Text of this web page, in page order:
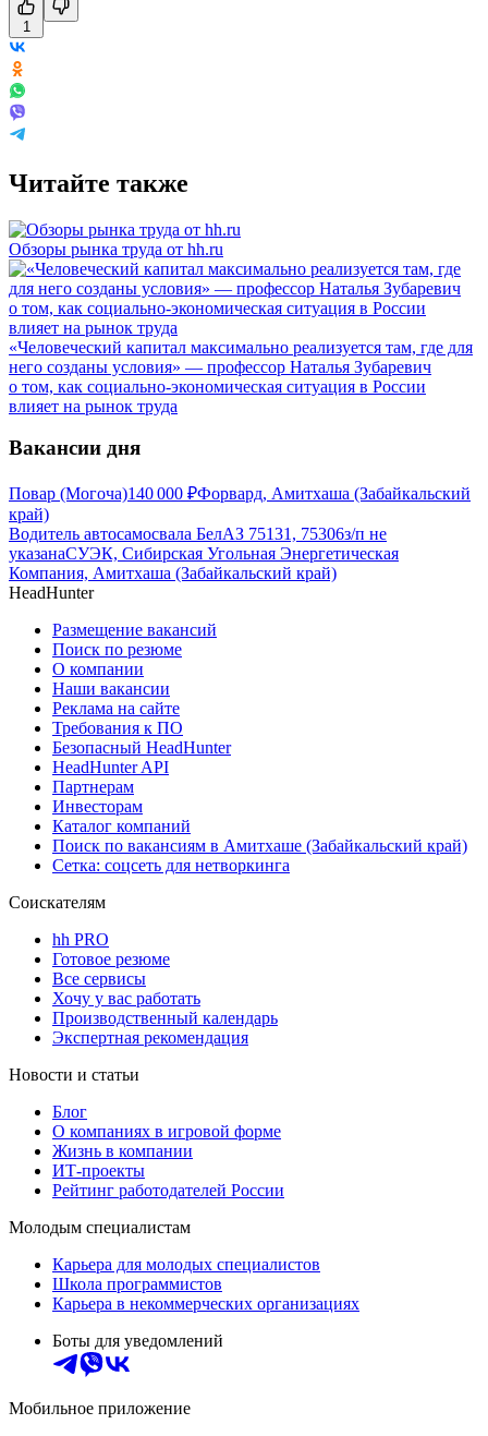
1
Читайте также
Обзоры рынка труда от hh.ru
«Человеческий капитал максимально реализуется там, где для
него созданы условия» — профессор Наталья Зубаревич
о том, как социально-экономическая ситуация в России
влияет на рынок труда
Вакансии дня
Повар (Могоча)140 000 ₽Форвард, Амитхаша (Забайкальский
край)
Водитель автосамосвала БелАЗ 75131, 75306з/п не
указанаСУЭК, Сибирская Угольная Энергетическая
Компания, Амитхаша (Забайкальский край)
HeadHunter
Размещение вакансий
Поиск по резюме
О компании
Наши вакансии
Реклама на сайте
Требования к ПО
Безопасный HeadHunter
HeadHunter API
Партнерам
Инвесторам
Каталог компаний
Поиск по вакансиям в Амитхаше (Забайкальский край)
Сетка: соцсеть для нетворкинга
Соискателям
hh PRO
Готовое резюме
Все сервисы
Хочу у вас работать
Производственный календарь
Экспертная рекомендация
Новости и статьи
Блог
О компаниях в игровой форме
Жизнь в компании
ИТ-проекты
Рейтинг работодателей России
Молодым специалистам
Карьера для молодых специалистов
Школа программистов
Карьера в некоммерческих организациях
Боты для уведомлений
Мобильное приложение